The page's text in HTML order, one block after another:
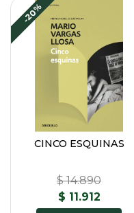
-20%
CINCO ESQUINAS
$ 14.890
$ 11.912